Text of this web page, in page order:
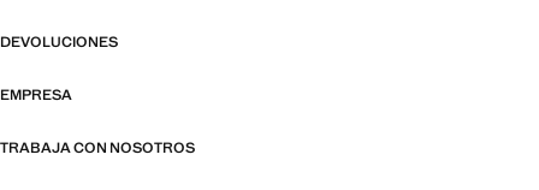
DEVOLUCIONES
EMPRESA
TRABAJA CON NOSOTROS